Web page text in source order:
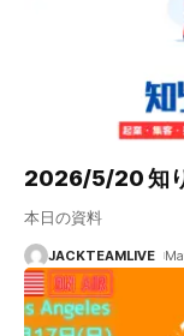
2026/5/20 知
本日の資料
JACKTEAMLIVE